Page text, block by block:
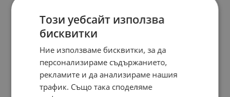
Този уебсайт използва
бисквитки
Ние използваме бисквитки, за да
персонализираме съдържанието,
рекламите и да анализираме нашия
трафик. Също така споделяме